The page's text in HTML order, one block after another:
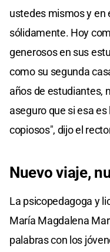
ustedes mismos y en
sólidamente. Hoy
generosos en sus
como su segunda
años de estudiantes,
aseguro que si esa
copiosos", dijo el
Nuevo viaje,
La psicopedagoga y
María Magdalena
palabras con los